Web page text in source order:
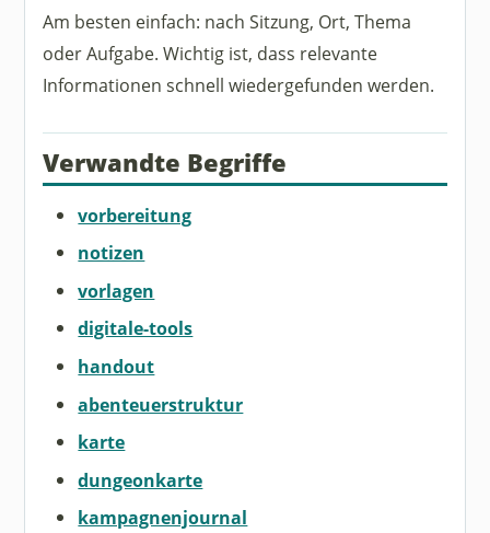
Am besten einfach: nach Sitzung, Ort, Thema
oder Aufgabe. Wichtig ist, dass relevante
Informationen schnell wiedergefunden werden.
Verwandte Begriffe
vorbereitung
notizen
vorlagen
digitale-tools
handout
abenteuerstruktur
karte
dungeonkarte
kampagnenjournal